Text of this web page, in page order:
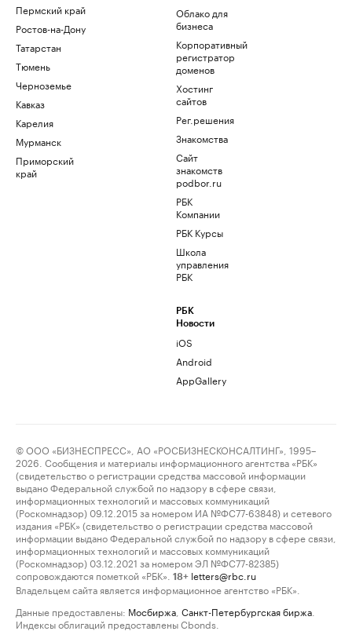
Пермский край
Ростов-на-Дону
Татарстан
Тюмень
Черноземье
Кавказ
Карелия
Мурманск
Приморский
край
Облако для
бизнеса
Корпоративный
регистратор
доменов
Хостинг
сайтов
Рег.решения
Знакомства
Сайт
знакомств
podbor.ru
РБК
Компании
РБК Курсы
Школа
управления
РБК
РБК
Новости
iOS
Android
AppGallery
© ООО «БИЗНЕСПРЕСС», АО «РОСБИЗНЕСКОНСАЛТИНГ», 1995–
2026. Сообщения и материалы информационного агентства «РБК»
(свидетельство о регистрации средства массовой информации
выдано Федеральной службой по надзору в сфере связи,
информационных технологий и массовых коммуникаций
(Роскомнадзор) 09.12.2015 за номером ИА №ФС77-63848) и сетевого
издания «РБК» (свидетельство о регистрации средства массовой
информации выдано Федеральной службой по надзору в сфере связи,
информационных технологий и массовых коммуникаций
(Роскомнадзор) 03.12.2021 за номером ЭЛ №ФС77-82385)
сопровождаются пометкой «РБК».
18+ letters@rbc.ru
Владельцем сайта является информационное агентство «РБК».
Данные предоставлены: Мосбиржа Санкт-Петербургская биржа
Индексы облигаций предоставлены Cbonds.